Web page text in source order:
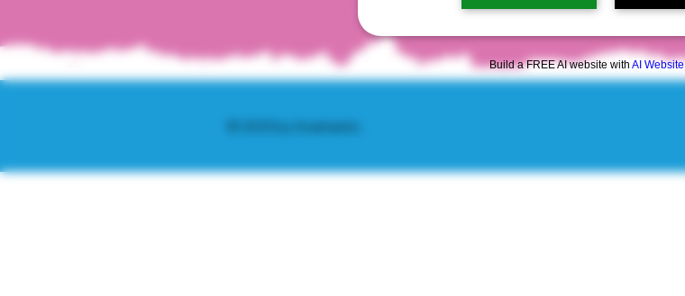
Build a FREE AI website with AI
© 2025 by Scantastic.